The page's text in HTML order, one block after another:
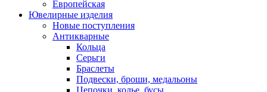
Европейская
Ювелирные изделия
Новые поступления
Антикварные
Кольца
Серьги
Браслеты
Подвески, броши, медальоны
Цепочки, колье, бусы